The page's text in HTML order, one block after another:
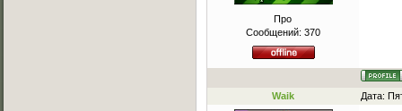
Про
Сообщений: 370
Waik Дата: